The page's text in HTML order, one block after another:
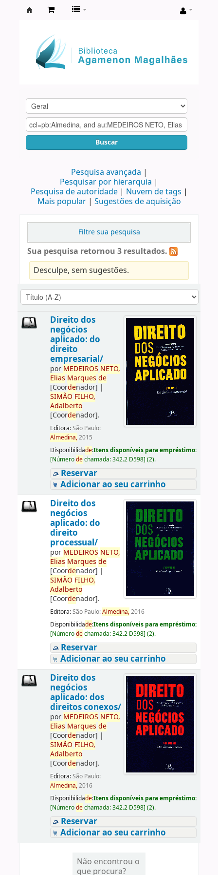
Agamenon
Magalhães
Buscar
Pesquisa avançada
Pesquisar por hierarquia
Pesquisa de autoridade
Nuvem de tags
Mais popular
Sugestões de aquisição
Filtre sua pesquisa
Sua pesquisa retornou 3 resultados.
Desculpe, sem sugestões.
Direito dos
negócios
aplicado: do
direito
empresarial/
por MEDEIROS NETO,
Elias Marques de
[Coordenador] |
SIMÃO FILHO,
Adalberto
[Coordenador].
Editora:São Paulo:
Almedina,2015
Disponibilidade:Itens disponíveis para empréstimo:
[Númerodechamada:342.2 D598] (2).
Reservar
Adicionar ao seu carrinho
Direito dos
negócios
aplicado: do
direito
processual/
por MEDEIROS NETO,
Elias Marques de
[Coordenador] |
SIMÃO FILHO,
Adalberto
[Coordenador].
Editora:São Paulo:Almedina,2016
Disponibilidade:Itens disponíveis para empréstimo:
[Númerodechamada:342.2 D598] (2).
Reservar
Adicionar ao seu carrinho
Direito dos
negócios
aplicado: dos
direitos conexos/
por MEDEIROS NETO,
Elias Marques de
[Coordenador] |
SIMÃO FILHO,
Adalberto
[Coordenador].
Editora:São Paulo:
Almedina,2016
Disponibilidade:Itens disponíveis para empréstimo:
[Númerodechamada:342.2 D598] (2).
Reservar
Adicionar ao seu carrinho
Não encontrou o
que procura?